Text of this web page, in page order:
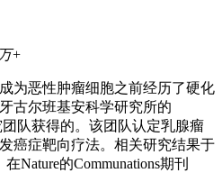
+
为恶性肿瘤细胞之前经历了硬化
古尔班基安科学研究所的
团队获得的。该团队认定乳腺瘤
癌症靶向疗法。相关研究结果于
Nature的Communations期刊